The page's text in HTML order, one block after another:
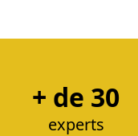
+ de 30
experts